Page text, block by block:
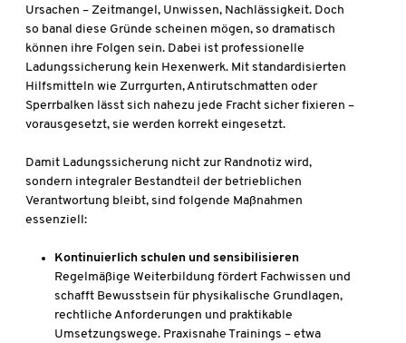
Ursachen – Zeitmangel, Unwissen, Nachlässigkeit. Doch
so banal diese Gründe scheinen mögen, so dramatisch
können ihre Folgen sein. Dabei ist professionelle
Ladungssicherung kein Hexenwerk. Mit standardisierten
Hilfsmitteln wie Zurrgurten, Antirutschmatten oder
Sperrbalken lässt sich nahezu jede Fracht sicher fixieren –
vorausgesetzt, sie werden korrekt eingesetzt.
Damit Ladungssicherung nicht zur Randnotiz wird,
sondern integraler Bestandteil der betrieblichen
Verantwortung bleibt, sind folgende Maßnahmen
essenziell:
Kontinuierlich schulen und sensibilisieren
Regelmäßige Weiterbildung fördert Fachwissen und
schafft Bewusstsein für physikalische Grundlagen,
rechtliche Anforderungen und praktikable
Umsetzungswege. Praxisnahe Trainings – etwa